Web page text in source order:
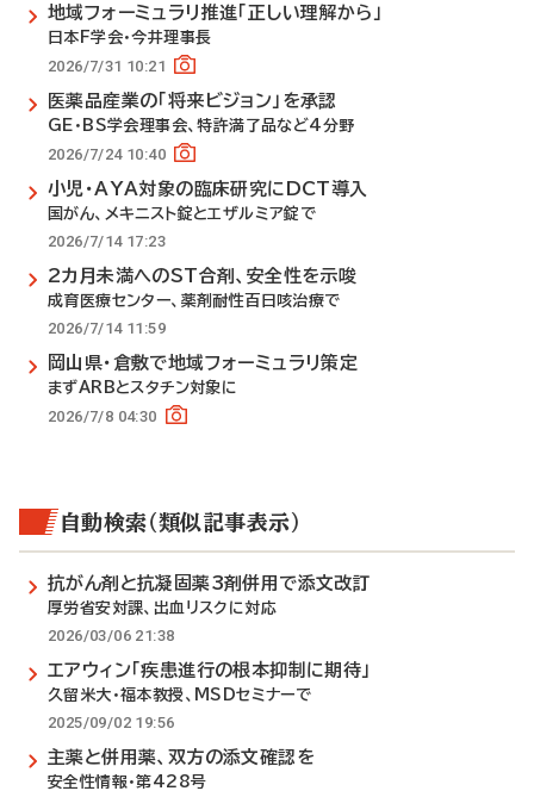
地域フォーミュラリ推進「正しい理解から」
日本F学会・今井理事長
2026/7/31 10:21
医薬品産業の「将来ビジョン」を承認
GE・BS学会理事会、特許満了品など4分野
2026/7/24 10:40
小児・AYA対象の臨床研究にDCT導入
国がん、メキニスト錠とエザルミア錠で
2026/7/14 17:23
2カ月未満へのST合剤、安全性を示唆
成育医療センター、薬剤耐性百日咳治療で
2026/7/14 11:59
岡山県・倉敷で地域フォーミュラリ策定
まずARBとスタチン対象に
2026/7/8 04:30
自動検索（類似記事表示）
抗がん剤と抗凝固薬3剤併用で添文改訂
厚労省安対課、出血リスクに対応
2026/03/06 21:38
エアウィン「疾患進行の根本抑制に期待」
久留米大・福本教授、MSDセミナーで
2025/09/02 19:56
主薬と併用薬、双方の添文確認を
安全性情報・第428号